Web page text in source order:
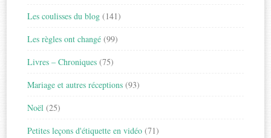
Les coulisses du blog (141)
Les règles ont changé (99)
Livres – Chroniques (75)
Mariage et autres réceptions (93)
Noël (25)
Petites leçons d'étiquette en vidéo (71)